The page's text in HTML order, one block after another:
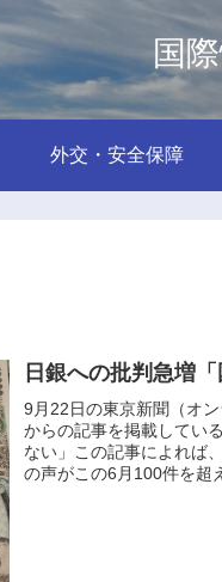
国
外交・安全保障
日銀への批判急増
9月22日の東京新聞（オ
からの記事を掲載してい
ない」この記事によれば
の声がこの6月100件を超